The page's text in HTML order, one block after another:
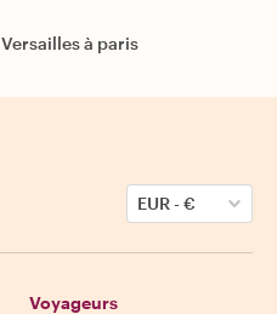
Versailles à paris
EUR-€
Voyageurs